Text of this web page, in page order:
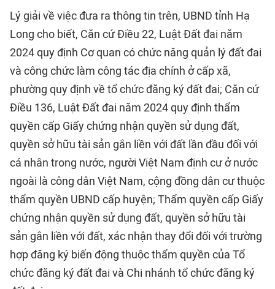
Lý giải về việc đưa ra thông tin trên, UBND tỉnh Hạ
Long cho biết, Căn cứ Điều 22, Luật Đất đai năm
2024 quy định Cơ quan có chức năng quản lý đất đai
và công chức làm công tác địa chính ở cấp xã,
phường quy định về tổ chức đăng ký đất đai; Căn cứ
Điều 136, Luật Đất đai năm 2024 quy định thẩm
quyền cấp Giấy chứng nhận quyền sử dụng đất,
quyền sở hữu tài sản gắn liền với đất lần đầu đối với
cá nhân trong nước, người Việt Nam định cư ở nước
ngoài là công dân Việt Nam, cộng đồng dân cư thuộc
thẩm quyền UBND cấp huyện; Thẩm quyền cấp Giấy
chứng nhận quyền sử dụng đất, quyền sở hữu tài
sản gắn liền với đất, xác nhận thay đổi đối với trường
hợp đăng ký biến động thuộc thẩm quyền của Tổ
chức đăng ký đất đai và Chi nhánh tổ chức đăng ký